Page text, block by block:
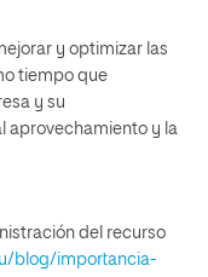
y optimizar las
tiempo que
y su
aprovechamiento y la
del recurso
blog/importancia-